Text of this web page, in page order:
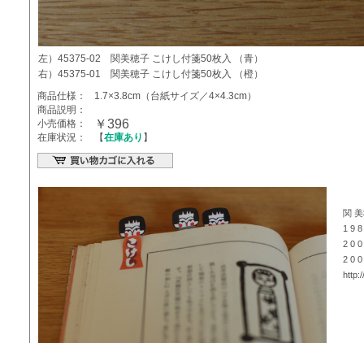
左）45375-02 関美穂子 こけし付箋50枚入 （青）
右）45375-01 関美穂子 こけし付箋50枚入 （橙）
商品仕様：
1.7×3.8cm（台紙サイズ／4×4.3cm）
商品説明：
小売価格：
￥396
在庫状況： 【在庫あり 】
関
1 9
2 0
2 0